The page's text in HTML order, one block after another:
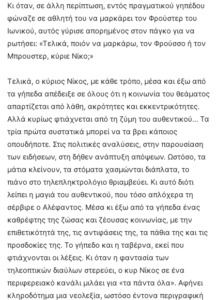
Κι όταν, σε άλλη περίπτωση, εντός πραγματικού γηπέδου
φώναζε σε αθλητή του να μαρκάρει τον Φρούστερ του
Ιωνικού, αυτός γύρισε απορημένος στον πάγκο για να
ρωτήσει: «Τελικά, ποιόν να μαρκάρω, τον Φρούσσο ή τον
Μπρουστερ, κύριε Νίκο;»
Τελικά, ο κύριος Νίκος, με κάθε τρόπο, μέσα και έξω από
τα γήπεδα απέδειξε σε όλους ότι η κοινωνία του θεάματος
απαρτίζεται από λάθη, ακρότητες και εκκεντρικότητες.
Αλλά κυρίως φτιάχνεται από τη ζύμη του αυθεντικού… Τα
τρία πρώτα συστατικά μπορεί να τα βρει κάποιος
οπουδήποτε. Στις πολιτικές αναλύσεις, στην παρουσίαση
των ειδήσεων, στη δήθεν ανάπτυξη απόψεων. Ωστόσο, τα
μάτια κλείνουν, τα στόματα χασμώνται διάπλατα, το
πιάνο στο τηλεπληκτρολόγιο θριαμβεύει. Κι αυτό διότι
λείπει η μαγιά του αυθεντικού, που τόσο απλόχερα τη
σέρβιρε ο Αλέφαντος. Μέσα κι έξω από τα γήπεδα ένας
καθρέφτης της ζώσας και ζέουσας κοινωνίας, με την
επιθετικότητά της, τις αντιφάσεις της, τα πάθια της και τις
προσδοκίες της. Το γήπεδο και η ταβέρνα, εκεί που
φτιάχνονται οι λέξεις. Κι όταν η φαντασία των
τηλεοπτικών διαύλων στερεύει, ο κυρ Νίκος σε ένα
περιφερειακό κανάλι μιλάει για «τα πάντα όλα». Αφήνει
κληροδότημα μια νεολεξία, ωστόσο έντονα περιγραφική